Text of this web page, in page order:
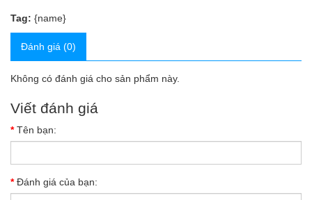
Tag: {name}
Đánh giá (0)
Không có đánh giá cho sản phẩm này.
Viết đánh giá
Tên bạn:
Đánh giá của bạn: